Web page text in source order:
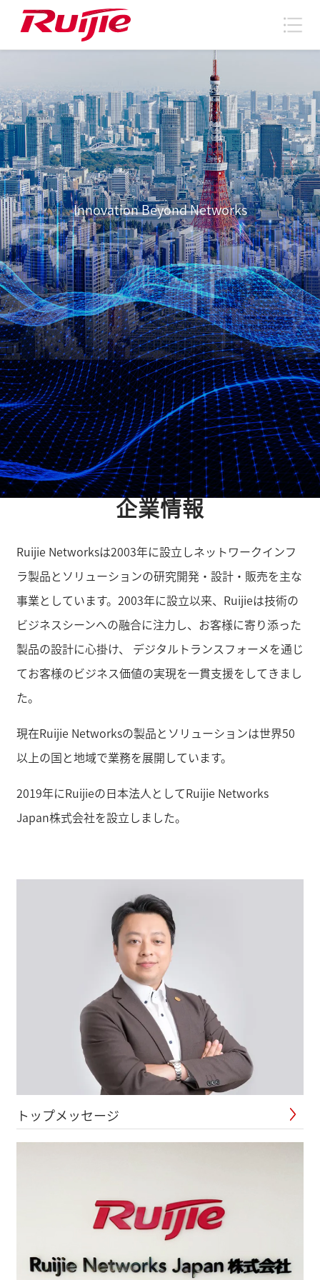
Innovation Beyond Networks
HOME 企業情報
企業情報
Ruijie Networksは2003年に設立しネットワークインフ
ラ製品とソリューションの研究開発・設計・販売を主な
事業としています。2003年に設立以来、Ruijieは技術の
ビジネスシーンへの融合に注力し、お客様に寄り添った
製品の設計に心掛け、 デジタルトランスフォーメを通じ
てお客様のビジネス価値の実現を一貫支援をしてきまし
た。
現在Ruijie Networksの製品とソリューションは世界50
以上の国と地域で業務を展開しています。
2019年にRuijieの日本法人としてRuijie Networks
Japan株式会社を設立しました。
トップメッセージ